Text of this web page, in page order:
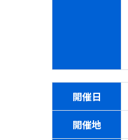
開催日
開催地